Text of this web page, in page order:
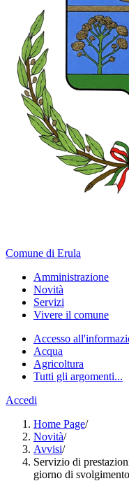
Comune di Erula
Amministrazione
Novità
Servizi
Vivere il comune
Accesso
Acqua
Agricoltura
Tutti gli argomenti...
Accedi
Home Page/
Novità/
Avvisi/
Servizio di
giorno di